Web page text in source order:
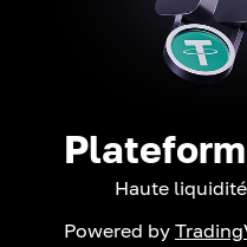
Haute
Powered by